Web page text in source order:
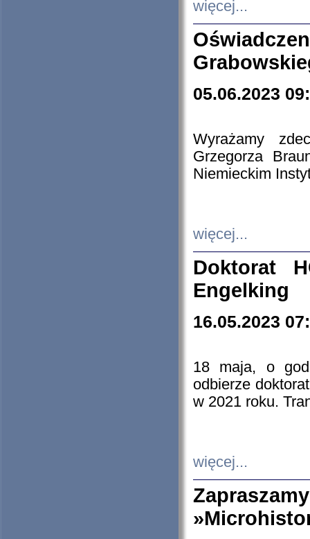
więcej...
05.06.2023
Wyrażamy
Grzegorza
Niemieckim
więcej...
Doktorat
Engelking
16.05.2023
18 maja, o
odbierze
w 2021 roku.
więcej...